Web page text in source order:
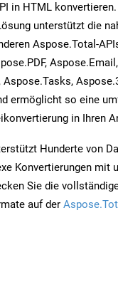
in HTML
unterstützt die
Aspose.Total-
ermöglicht so eine
in Ihren
Hunderte von
Konvertierungen mit
Sie die
auf der